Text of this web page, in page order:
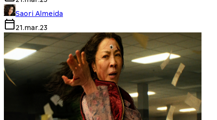
Saori Almeida
21.mar.23